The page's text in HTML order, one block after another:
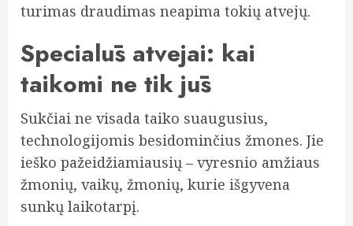
turimas draudimas neapima tokių atvejų.
Specialūs atvejai: kai
taikomi ne tik jūs
Sukčiai ne visada taiko suaugusius,
technologijomis besidominčius žmones. Jie
ieško pažeidžiamiausių – vyresnio amžiaus
žmonių, vaikų, žmonių, kurie išgyvena
sunkų laikotarpį.